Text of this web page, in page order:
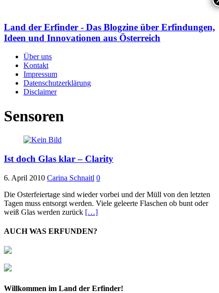
Land der Erfinder - Das Blogzine über Erfindungen,
Ideen und Innovationen aus Österreich
Über uns
Kontakt
Impressum
Datenschutzerklärung
Disclaimer
Sensoren
Ist doch Glas klar – Clarity
6. April 2010 Carina Schnaitl 0
Die Osterfeiertage sind wieder vorbei und der Müll von den letzten
Tagen muss entsorgt werden. Viele geleerte Flaschen ob bunt oder
weiß Glas werden zurück […]
AUCH WAS ERFUNDEN?
Willkommen im Land der Erfinder!